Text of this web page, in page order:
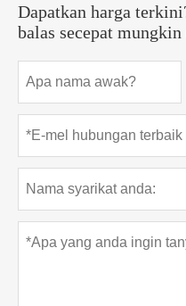
Dapatkan harga
balas secepat